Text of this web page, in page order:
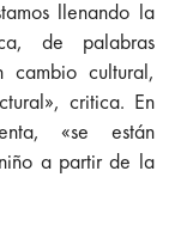
llenando la
de palabras
cambio cultural,
critica. En
«se están
a partir de la